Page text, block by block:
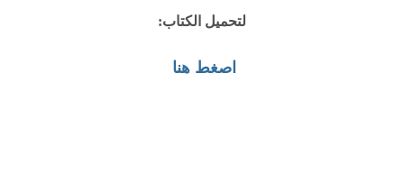
لتحميل الكتاب:
اصغط هنا